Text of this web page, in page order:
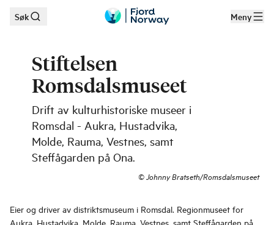
Hopp til hovedinnhold
Søk Meny
Stiftelsen
Romsdalsmuseet
Drift av kulturhistoriske museer i
Romsdal - Aukra, Hustadvika,
Molde, Rauma, Vestnes, samt
Steffågarden på Ona.
©Johnny Bratseth/Romsdalsmuseet
Eier og driver av distriktsmuseum i Romsdal. Regionmuseet for
Aukra, Hustadvika, Molde, Rauma, Vestnes, samt Steffågarden på